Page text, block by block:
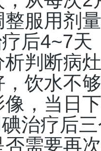
服用剂
4~7天
判断病
饮水不
，当日
疗后三
需要再